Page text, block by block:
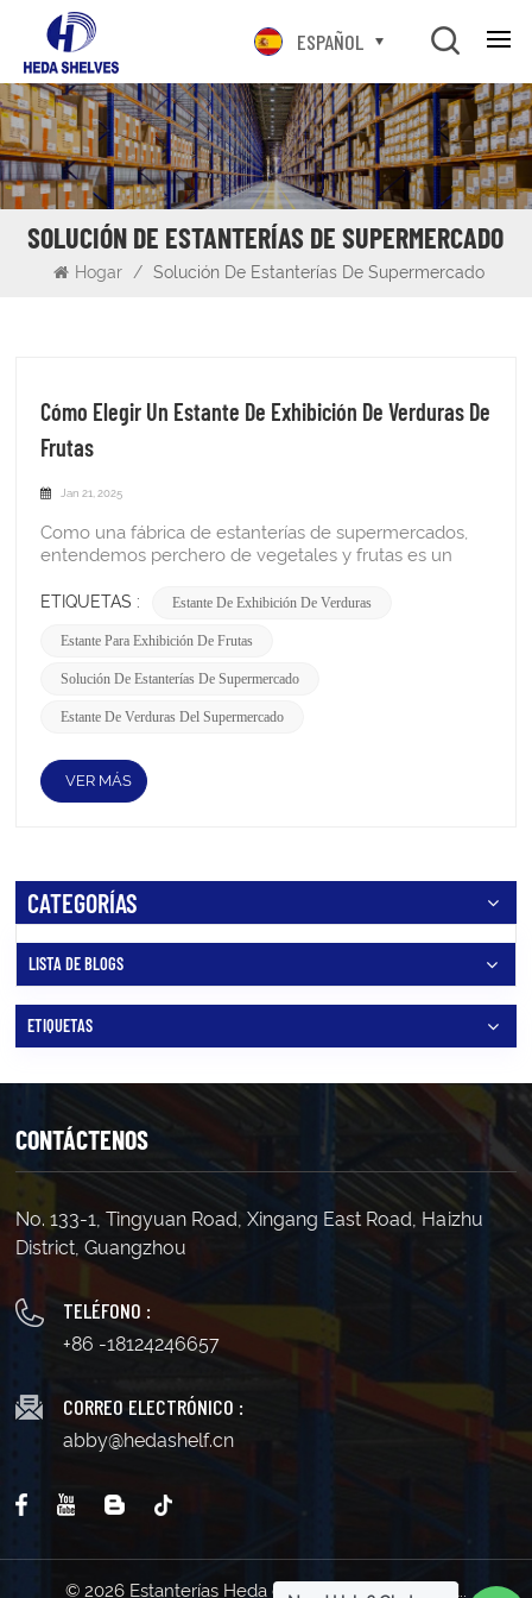
ESPAÑOL
SOLUCIÓN DE ESTANTERÍAS DE SUPERMERCADO
Hogar / Solución De Estanterías De Supermercado
Cómo Elegir Un Estante De Exhibición De Verduras De
Frutas
Jan 21, 2025
Como una fábrica de estanterías de supermercados, entendemos perchero de vegetales y frutas es un área central para negocios minoristas. ¿Sabía que la forma en que muestra frutas y verduras puede afectar significativamente el comportamiento de compra de clientes? ¡Una pantalla bien organizada y visualmente atractiva puede aumentar las ventas hasta en un 30%! Seleccionar el estante de exhibición de vegetales y frutas adecuados es crucial para supermercados, supermercados y mercados de agricultores. Este artículo lo guiará a través de lo esencial de elegir el estante de exhibición perfecto que no solo muestra sus productos frescos, sino que también mejora la experiencia de compra para sus clientes. ¡Vamos a sumergirnos en el mundo de los estantes de exhibición!Característica de la fruta Organización: Estos bastidores proporcionan una forma estructurada de mostrar varios tipos de frutas y verduras, lo que facilita a los clientes navegar y seleccionar artículos. El diseño abierto permite una mejor visibilidad, lo que ayuda a los clientes a evaluar rápidamente la calidad del producto. Circulación de aire óptima: La circulación de aire adecuada es crucial para mantener la frescura de las frutas y verduras. Los bastidores de exhibición están diseñados para permitir que el aire fluya libremente alrededor del producto, evitando la maduración y el deterioro prematuro. Eficiencia del espacio: Con su diseño vertical, los bastidores de exhibición de frutas y vegetales maximizan el espacio en el piso, lo que permite a los supermercados mostrar una amplia variedad de productos sin hacinamiento. Esto es particularmente beneficioso en las tiendas con espacio limitado. Facilidad de reposición: Estos bastidores facilitan el reabastecimiento de productos rápidos y eficientes sin alterar otros artículos. Esto ayuda a mantener una apariencia ordenada en la sección de productos. Atractivo estético: Una exhibición bien organizada de frutas y verduras vibrantes crea una atmósfera acogedora que atrae a los clientes. El atractivo visual de estas pantallas puede influir significativamente en las decisiones de compra. Durabilidad y personalización: Hecho de varios materiales como metal, madera o plástico, estos bastidores están diseñados para soportar los rigores de los entornos minoristas. Muchos fabricantes ofrecen opciones personalizables para adaptarse a diferentes diseños de tiendas y necesidades de marca. Funcionalidad: Algunos bastidores cuentan con estantes ajustables o diseños escalonados que mejoran la accesibilidad y permiten una mejor rotación del producto, asegurando que los artículos más antiguos se vendan primero para reducir los desechos. Tipos de bastidores de exhibición de verduras: beneficios y mejores usos 1. Bastidores de un solo ladoBeneficios: los bastidores de un solo lado son los caballos de batalla de las exhibiciones de frutas y verduras. Son eficientes en el espacio, lo que los hace perfectos para tiendas más pequeñas o áreas de exhibición limitadas. Estos bastidores son fácilmente accesibles desde un lado, lo que permite a los clientes navegar a través de una selección bien organizada.Los mejores usos: considere usar bastidores de un solo lado para mostrar artículos más voluminosos como sandías, calabazas o grandes sacos de papas. También son ideales para resaltar especiales de temporada o con una fruta o vegetales particulares.2. Bastidores de doble caraBeneficios: los bastidores de doble cara maximizan la visibilidad y la accesibilidad, lo que permite a los clientes acceder a productos desde ambos lados. Este diseño es beneficioso en las áreas de alto tráfico, ya que fomenta la navegación y aumenta las compras de impulsos.Los mejores usos: estos bastidores funcionan bien en pasillos donde el espacio permite el acceso desde ambos lados. Úselos para mostrar una variedad de verduras o crear secciones temáticas (por ejemplo, productos orgánicos) que pueden atraer más atención.3. Bastidores escalonadosBeneficios: los bastidores escalonados crean una pantalla visualmente atractiva al elevar los artículos a diferentes alturas. Este diseño mejora la visibilidad y alienta a los clientes a interactuar con el producto.Los mejores usos: ideal para artículos más pequeños como tomates, pimientos y hierbas, los bastidores escalonados se pueden colocar cerca de las áreas de pago o al final de los pasillos para llamar la atención sobre las nuevas ofertas.4. Estantería de góndolaBeneficios: la estantería de góndola es versátil y se puede ajustar fácilmente para adaptarse a varios tamaños de productos. Su diseño de doble cara permite el máximo espacio de visualización mientras mantiene el área organizada.Los mejores usos: perfecto para mostrar una amplia gama de verduras en los supermercados, las estanterías de góndola se pueden usar en áreas de alto tráfico para mostrar promociones o recién llegados de manera efectiva. 5. Bastidores montados en la paredBeneficios: los bastidores montados en la pared guardan un valioso espacio en el piso al tiempo que proporcionan una pantalla organizada para productos. Mantienen los artículos a nivel de los ojos, mejorando la visibilidad y la accesibilidad.Los mejores usos: el más adecuado para tiendas o secciones más pequeñas dedicadas a hierbas y artículos especiales, los bastidores montados en la pared también se pueden usar para mostrar vegetales de temporada de manera atractiva. 6. Combinación de exhibición de vegetalesBeneficios: nuestra rejilla de verduras combinada consiste en una rejilla de neumáticos y la rejilla vegetal de doble parte. puede Ahorre espacio en el piso y presente las frutas y verduras con la tabla de precios. Se pueden personalizar con estantes, material de tablero o color y lado para un aspecto visualmente llamativo.Los mejores usos: el más adecuado para el área de verduras de supermercado como una rejilla para la isla para una forma diferente de vegetales y frutas, dedicadas a hierbas y artículos especiales, que se usan para exhibir vegetales de temporada de manera atractiva. Consejos de diseño para supermercadoDiseño de pasillo Aisles anchos y abiertos: asegúrese de que el pasillo de verduras sea lo suficientemente ancho como para que los clientes naveguen cómodamente, especialmente durante los tiempos de compra máximos. Evite el hacinamiento del espacio con demasiados bastidores, ya que puede limitar la movilidad. Flujo de tráfico: diseñe el diseño para fomentar el flujo de tráfico natural. Coloque la sección de verduras cerca de la entrada o al comienzo de la sección de productos para capturar inmediatamente la atención de los compradores. Posicionamiento estratégico: coloque vegetales de alta demanda como papas, cebollas y verduras de hoja verde en el pasillo principal, asegurando un fácil acceso. Use pasillos laterales o bastidores más pequeños para artículos menos populares o de temporada. Señalización y ruta claras: use una señalización clara para ayudar a los clientes a identificar rápidamente dónde se encuentra cada tipo de vegetal. Considere las flechas direccionales en el piso o las señales superiores para guiar a los compradores a través de la sección de verduras. 2. Tipos de estante para verduras Estantería de góndola: los bastidores de góndola son versátiles e ideales para apilar varios tipos de verduras. Estos se pueden usar en filas a través del pasillo y, a menudo, cuentan con estantes inclinados para una mejor visibilidad y un acceso más fácil a los artículos. Bins abiertos: los contenedores abiertos son perfectos para verduras sueltas como papas, cebollas o tomates. Proporcionan un amplio espacio y alientan a los clientes a elegir sus propios artículos. Use estos contenedores para verduras más voluminosas que no requieren envases individuales. Bastantes de exhibición inclinados: los bastidores inclinados permiten el rodamiento de productos hacia el frente a medida que se venden los artículos, lo que los hace ideales para verduras que necesitan mantenerse frescas y visibles. Estos son especialmente útiles para elementos como zanahorias, pepinos o verduras de hoja verde. Grabas giratorias o de carrusel: estos bastidores permiten que los productos gire y permanezcan accesibles mientras promueven la frescura. Pueden ser particularmente efectivos para artículos como hierbas, pimientos o productos pequeños. Cajas o cestas apilables: use cajas apilables para verduras que vienen en mayores cantidades (como repollo o coliflor). Estos se pueden apilar o colocar encima de los demás para maximizar el espacio y proporcionar un fácil acceso. 3. Rotación del producto (Ruote)Primero en, First Out (FIFO): Implemente un sistema FIFO para la rotación del producto, asegurando que las existencias más antiguas se vendan antes de las acciones más nuevas. Esto ayuda a reducir el desperdicio y garantiza que los clientes reciban productos frescos. Asegúrese de colocar stock nuevo en la parte posterior o en la parte inferior de la pantalla. Requociación diaria: las verduras pueden marchitarse o estropear rápidamente, por lo que es esencial reabastecer. Asegúrese de que los productos frescos se repongan regularmente durante todo el día. Use estantes más pequeños que se puedan reabastecer rápidamente sin perturbar el resto de la pantalla. Muestra la frescura prominentemente: coloque vegetales frescos y de alta calidad en la parte delantera de la rejilla o el pasillo. Por ejemplo, las verduras premium, orgánicas o cultivadas localmente se pueden colocar a nivel de los ojos para atraer la atención. Ajustes estacionales: gire las verduras según la temporada. Por ejemplo, durante el invierno, enfatice las verduras de la raíz como las zanahorias, las batatas y la calabaza, mientras que el verano puede mostrar tomates, pepinos y pimientos. Promueva especiales: posición artículos promocionales o productos con descuento en la parte delantera o en una sección dedicada para impulsar las compras de impulso. 4. Zonificación de la sección de verdurasCree zonas para verduras espe
ETIQUETAS : Estante De Exhibición De Verduras
Estante Para Exhibición De Frutas
Solución De Estanterías De Supermercado
Estante De Verduras Del Supermercado
VER MÁS
CATEGORÍAS
LISTA DE BLOGS
ETIQUETAS
CONTÁCTENOS
No. 133-1, Tingyuan Road, Xingang East Road, Haizhu
District, Guangzhou
TELÉFONO :
+86 -18124246657
CORREO ELECTRÓNICO :
abby@hedashelf.cn
© 2026 Estanterías Heda de Guangzhou Co., Ltd..